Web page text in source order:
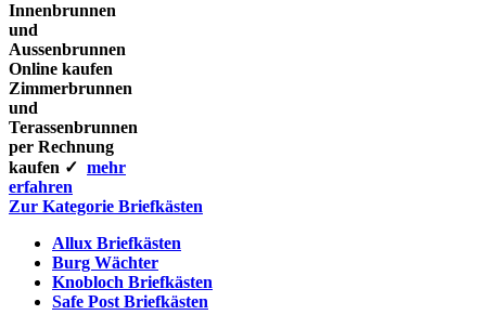
Innenbrunnen
und
Aussenbrunnen
Online kaufen
Zimmerbrunnen
und
Terassenbrunnen
per Rechnung
kaufen ✓ mehr
erfahren
Zur Kategorie Briefkästen
Allux Briefkästen
Burg Wächter
Knobloch Briefkästen
Safe Post Briefkästen